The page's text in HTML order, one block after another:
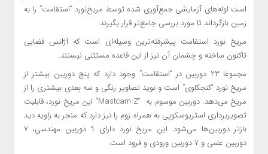
است لوله‌های آزمایشی جمع‌آوری شده توسط مریخ‌نورد “استقامت” را به
زمین بازگرداند تا مورد بررسی جامع‌تر قرار بگیرند.
مریخ نورد استقامت پیشرفته‌ترین وسیله‌ای است که آژانس فضایی
تاکنون ساخته و چشمان آن نیز از این قاعده مستثنی نیستند.
مجموعا ۲۳ دوربین در “استقامت” وجود دارد که پنج دوربین بیشتر از
مریخ نورد “کنجکاوی” است و نوید تصاویر رنگی و سه بعدی بیشتری را از
مریخ می‌دهد. دوربین موسوم به “Mastcam-Z” این مریخ نورد، قابلیت
تصویربرداری استریوسکوپی به همراه زوم را نیز دارد که منجر به زاویه دید
بازتر دوربین‌ها می‌شود. این مریخ نورد دارای ۹ دوربین مهندسی، ۷
دوربین علمی و ۷ دوربین ورودی و فرود است.